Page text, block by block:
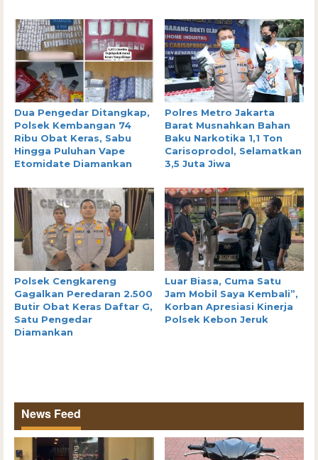
Dua Pengedar Ditangkap,
Polsek Kembangan 74
Ribu Obat Keras, Sabu
Hingga Puluhan Vape
Etomidate Diamankan
Polres Metro Jakarta
Barat Musnahkan Bahan
Baku Narkotika 1,1 Ton
Carisoprodol, Selamatkan
3,5 Juta Jiwa
Polsek Cengkareng
Gagalkan Peredaran 2.500
Butir Obat Keras Daftar G,
Satu Pengedar
Diamankan
Luar Biasa, Cuma Satu
Jam Mobil Saya Kembali”,
Korban Apresiasi Kinerja
Polsek Kebon Jeruk
News Feed